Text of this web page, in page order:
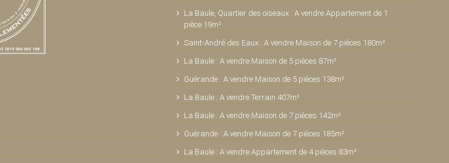
La Baule, Quartier des oiseaux : A vendre Appartement de 1
pièce 19m²
Saint-André des Eaux : A vendre Maison de 7 pièces 180m²
La Baule : A vendre Maison de 5 pièces 87m²
Guérande : A vendre Maison de 5 pièces 138m²
La Baule : A vendre Terrain 407m²
La Baule : A vendre Maison de 7 pièces 142m²
Guérande : A vendre Maison de 7 pièces 185m²
La Baule : A vendre Appartement de 4 pièces 83m²